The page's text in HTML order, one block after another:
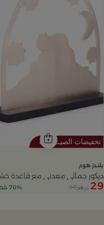
بلندز هوم
ديكور جمالي معدني مع قاعدة
29 درهم99 70% خصم